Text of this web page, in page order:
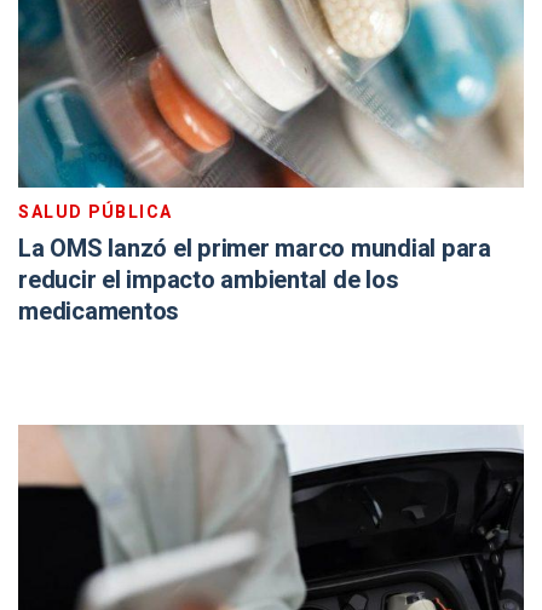
SALUD PÚBLICA
La OMS lanzó el primer marco mundial para
reducir el impacto ambiental de los
medicamentos